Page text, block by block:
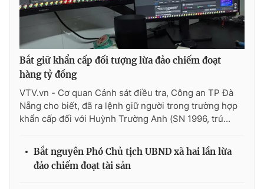
Bắt giữ khẩn cấp đối tượng lừa đảo chiếm đoạt
hàng tỷ đồng
VTV.vn - Cơ quan Cảnh sát điều tra, Công an TP Đà
Nẵng cho biết, đã ra lệnh giữ người trong trường hợp
khẩn cấp đối với Huỳnh Trường Anh (SN 1996, trú...
Bắt nguyên Phó Chủ tịch UBND xã hai lần lừa
đảo chiếm đoạt tài sản